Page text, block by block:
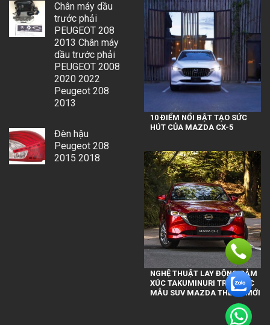
Chân máy dầu
trước phải
PEUGEOT 208
2013 Chân máy
dầu trước phải
PEUGEOT 2008
2020 2022
Peugeot 208
2013
Đèn hậu
Peugeot 208
2015 2018
10 ĐIỂM NỔI BẬT TẠO SỨC
HÚT CỦA MAZDA CX-5
NGHỆ THUẬT LAY ĐỘNG CẢM
XÚC TAKUMINURI TRÊN CÁC
MẪU SUV MAZDA THẾ HỆ MỚI